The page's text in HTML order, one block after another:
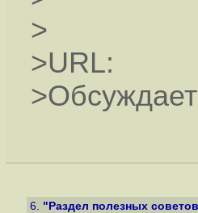
>
>URL:
6. "Раздел полезных